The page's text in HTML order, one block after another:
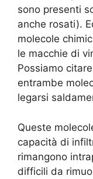
sono presenti
anche rosati).
molecole
le macchie di
Possiamo
entrambe
legarsi
Queste
capacità di
rimangono
difficili da